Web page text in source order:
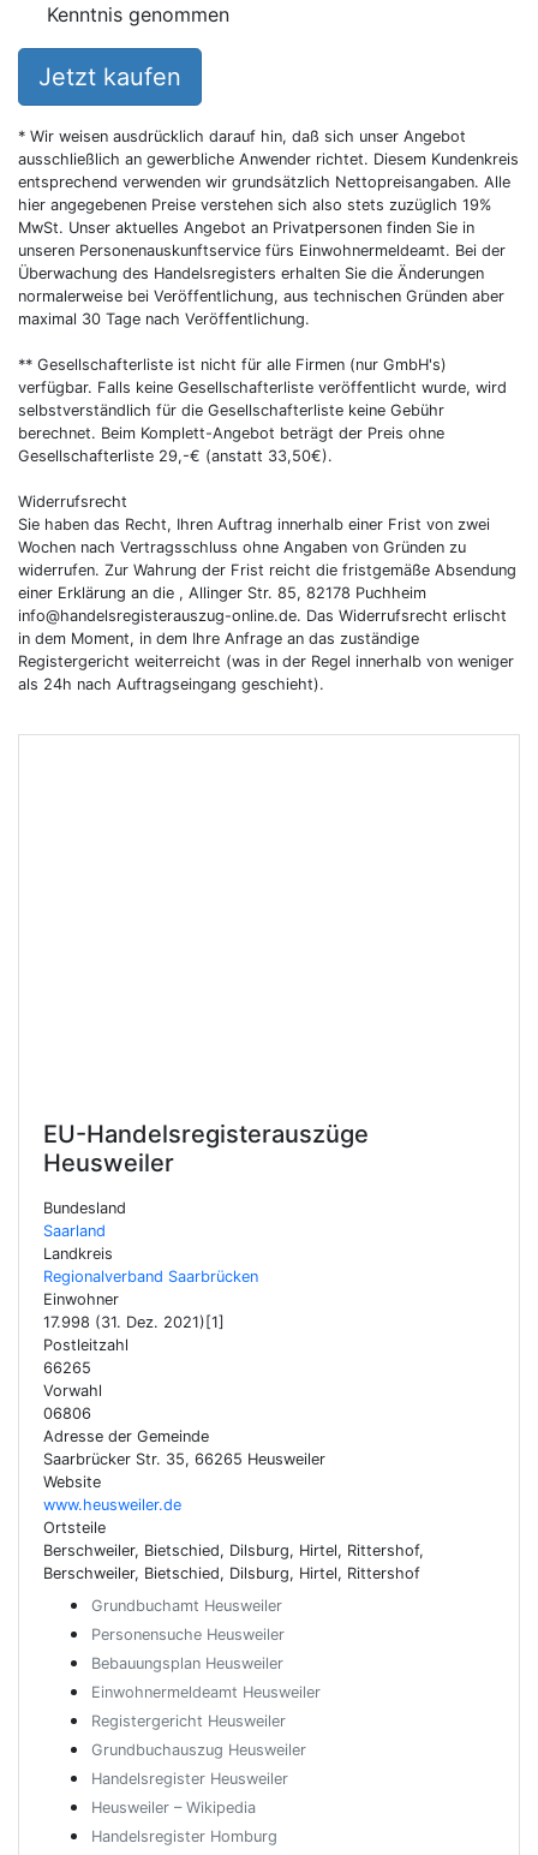
EU-Handelsregisterauszüge
Heusweiler
Bundesland
Saarland
Landkreis
Regionalverband Saarbrücken
Einwohner
17.998 (31. Dez. 2021)[1]
Postleitzahl
66265
Vorwahl
06806
Adresse der Gemeinde
Saarbrücker Str. 35, 66265 Heusweiler
Website
www.heusweiler.de
Ortsteile
Berschweiler, Bietschied, Dilsburg, Hirtel, Rittershof,
Berschweiler, Bietschied, Dilsburg, Hirtel, Rittershof
Grundbuchamt Heusweiler
Personensuche Heusweiler
Bebauungsplan Heusweiler
Einwohnermeldeamt Heusweiler
Registergericht Heusweiler
Grundbuchauszug Heusweiler
Handelsregister Heusweiler
Heusweiler – Wikipedia
Handelsregister Homburg
Kenntnis genommen
Jetzt kaufen
* Wir weisen ausdrücklich darauf hin, daß sich unser Angebot
ausschließlich an gewerbliche Anwender richtet. Diesem Kundenkreis
entsprechend verwenden wir grundsätzlich Nettopreisangaben. Alle
hier angegebenen Preise verstehen sich also stets zuzüglich 19%
MwSt. Unser aktuelles Angebot an Privatpersonen finden Sie in
unseren Personenauskunftservice fürs Einwohnermeldeamt. Bei der
Überwachung des Handelsregisters erhalten Sie die Änderungen
normalerweise bei Veröffentlichung, aus technischen Gründen aber
maximal 30 Tage nach Veröffentlichung.
** Gesellschafterliste ist nicht für alle Firmen (nur GmbH's)
verfügbar. Falls keine Gesellschafterliste veröffentlicht wurde, wird
selbstverständlich für die Gesellschafterliste keine Gebühr
berechnet. Beim Komplett-Angebot beträgt der Preis ohne
Gesellschafterliste 29,-€ (anstatt 33,50€).
Widerrufsrecht
Sie haben das Recht, Ihren Auftrag innerhalb einer Frist von zwei
Wochen nach Vertragsschluss ohne Angaben von Gründen zu
widerrufen. Zur Wahrung der Frist reicht die fristgemäße Absendung
einer Erklärung an die , Allinger Str. 85, 82178 Puchheim
info@handelsregisterauszug-online.de. Das Widerrufsrecht erlischt
in dem Moment, in dem Ihre Anfrage an das zuständige
Registergericht weiterreicht (was in der Regel innerhalb von weniger
als 24h nach Auftragseingang geschieht).